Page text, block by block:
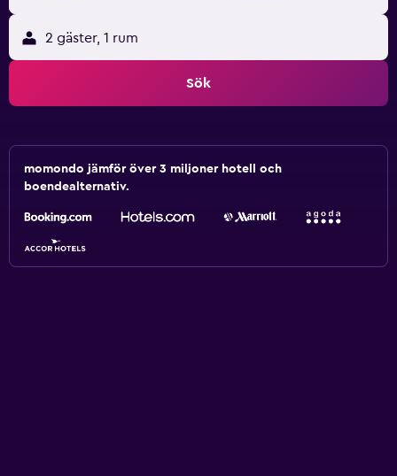
2 gäster, 1 rum
Sök
momondo jämför över 3 miljoner hotell och
boendealternativ.